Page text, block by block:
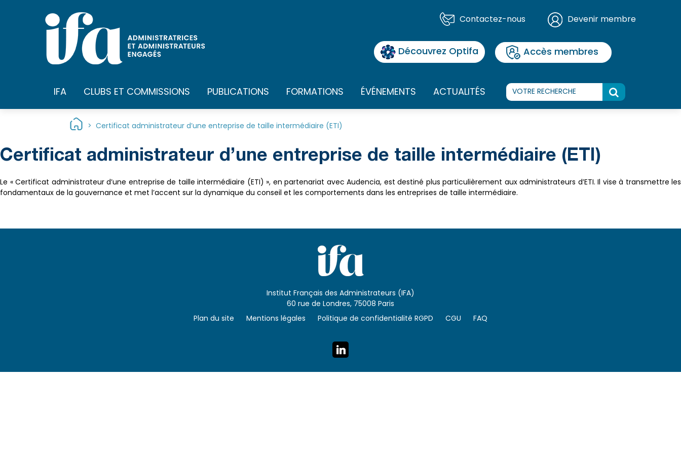
Contactez-nous
Devenir membre
Découvrez Optifa Accès membres
IFA CLUBS ET COMMISSIONS PUBLICATIONS FORMATIONS ÉVÉNEMENTS ACTUALITÉS
> Certificat administrateur d’une entreprise de taille intermédiaire (ETI)
Certificat administrateur d’une entreprise de taille intermédiaire (ETI)
Le « Certificat administrateur d’une entreprise de taille intermédiaire (ETI) », en partenariat avec Audencia, est destiné plus particulièrement aux administrateurs d’ETI. Il vise à transmettre les
fondamentaux de la gouvernance et met l’accent sur la dynamique du conseil et les comportements dans les entreprises de taille intermédiaire.
Institut Français des Administrateurs (IFA)
60 rue de Londres, 75008 Paris
Plan du site
Mentions légales Politique de confidentialité RGPD CGU FAQ